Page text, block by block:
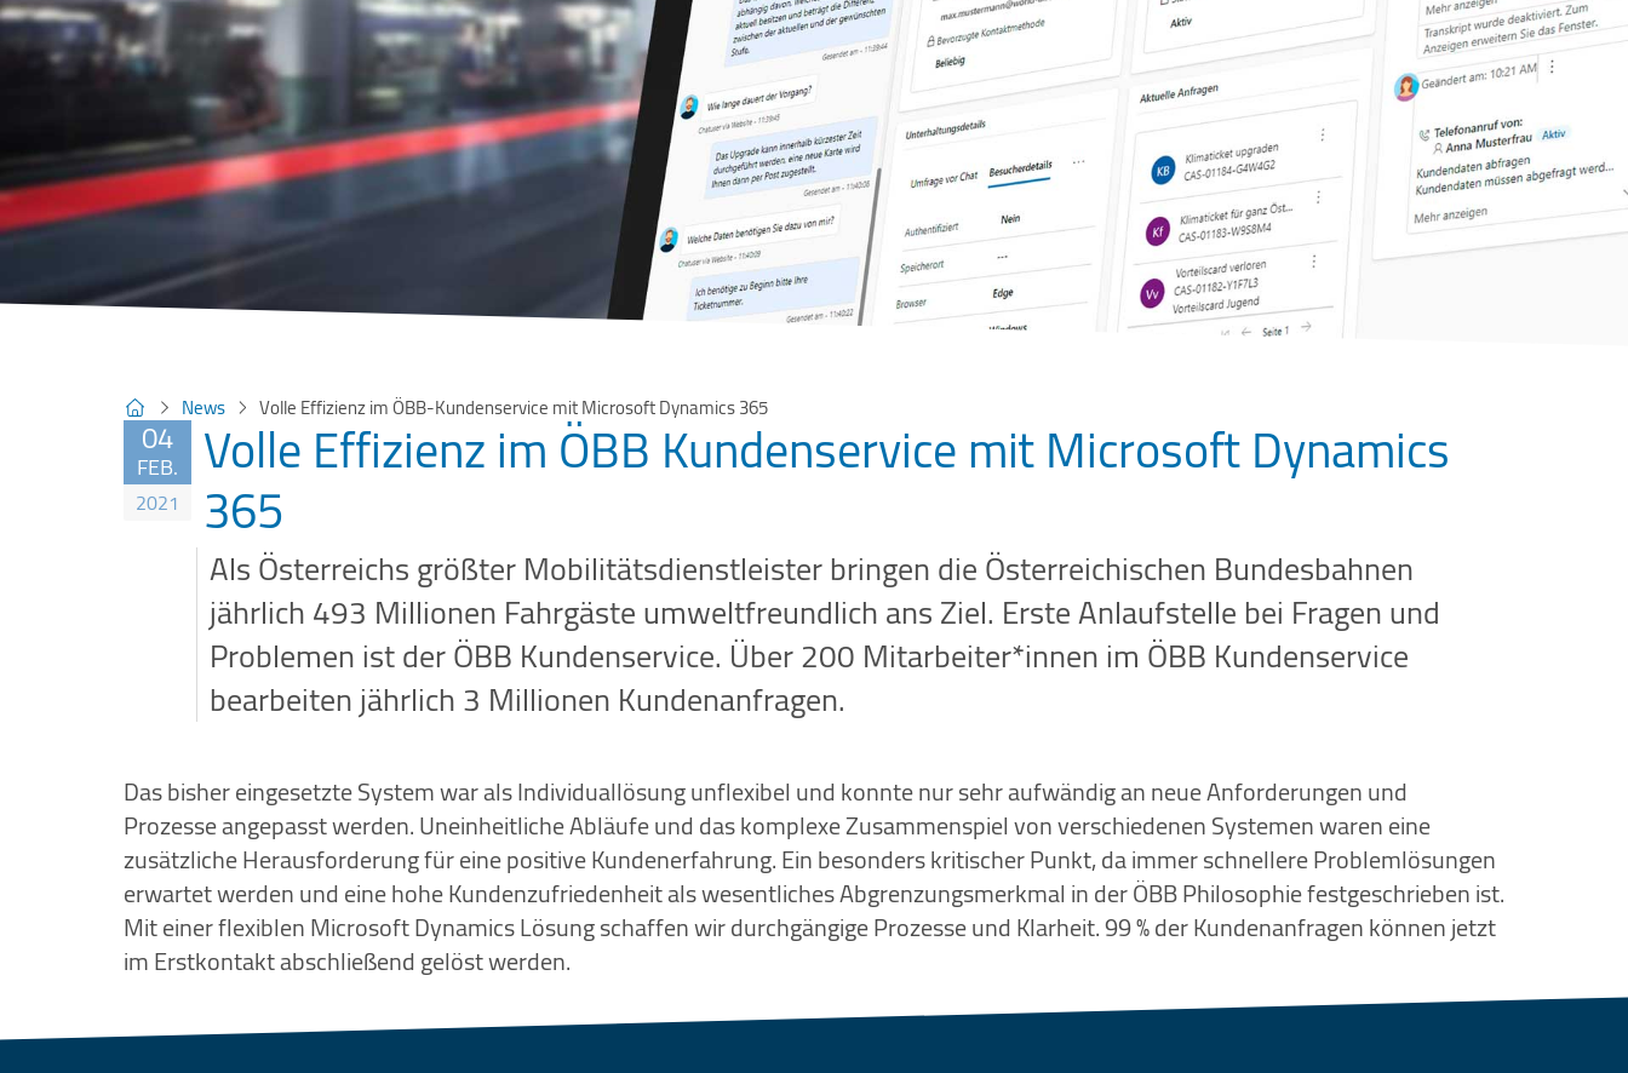
News Volle Effizienz im ÖBB-Kundenservice mit Microsoft Dynamics 365
04
FEB.
2021
Volle Effizienz im ÖBB Kundenservice mit Microsoft Dynamics
365
Als Österreichs größter Mobilitätsdienstleister bringen die Österreichischen Bundesbahnen
jährlich 493 Millionen Fahrgäste umweltfreundlich ans Ziel. Erste Anlaufstelle bei Fragen und
Problemen ist der ÖBB Kundenservice. Über 200 Mitarbeiter*innen im ÖBB Kundenservice
bearbeiten jährlich 3 Millionen Kundenanfragen.
Das bisher eingesetzte System war als Individuallösung unflexibel und konnte nur sehr aufwändig an neue Anforderungen und
Prozesse angepasst werden. Uneinheitliche Abläufe und das komplexe Zusammenspiel von verschiedenen Systemen waren eine
zusätzliche Herausforderung für eine positive Kundenerfahrung. Ein besonders kritischer Punkt, da immer schnellere Problemlösungen
erwartet werden und eine hohe Kundenzufriedenheit als wesentliches Abgrenzungsmerkmal in der ÖBB Philosophie festgeschrieben ist.
Mit einer flexiblen Microsoft Dynamics Lösung schaffen wir durchgängige Prozesse und Klarheit. 99 % der Kundenanfragen können jetzt
im Erstkontakt abschließend gelöst werden.